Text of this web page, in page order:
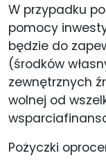
W przypadku
pomocy
będzie do
(środków
zewnętrznych
wolnej od
Pożyczki